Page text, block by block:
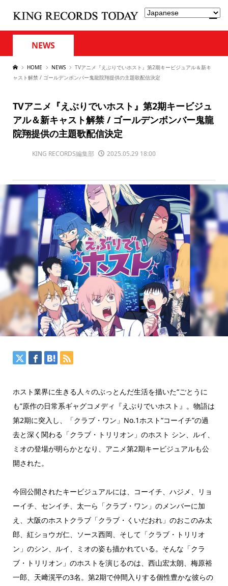
NEWS
HOME NEWS
TVアニメ『えぶりでいホスト』第2期キービジュアル＆新キ
ャスト解禁 / ゴールデンボンバー鬼龍院翔提供の主題歌配信決定
TVアニメ『えぶりでいホスト』第2期キービジュ
アル＆新キャスト解禁 / ゴールデンボンバー鬼龍
院翔提供の主題歌配信決定
KING RECORDS編集部 2025.05.29 18:00
ホスト業界に生きる人々のぶっとんだ生活を描いた“ごとうに
も”原作の日常系ギャグコメディ『えぶりでいホスト』。物語は
第2期に突入し、「クラブ・ワン」No.1ホスト“コーイチ”の過
去と深く関わる「クラブ・トリリオン」のホスト シン、ルイ、
ミオの登場が明らかとなり、アニメ第2期キービジュアルも公
開された。
今回公開されたキービジュアルには、コーイチ、ハジメ、リョ
ーイチ、センイチ、太一ら「クラブ・ワン」のメンバーに加
え、大阪のホストクラブ「クラブ・くいだおれ」のおこのみ太
郎、紅ショウガ仁、ソース西岡、そして「クラブ・トリリオ
ン」のシン、ルイ、ミオの姿も描かれている。そんな「クラ
ブ・トリリオン」のホストを演じるのは、西山宏太朗、梅原裕
一郎、天﨑滉平の3名。第2期で仲間入りする個性豊かな彼らの